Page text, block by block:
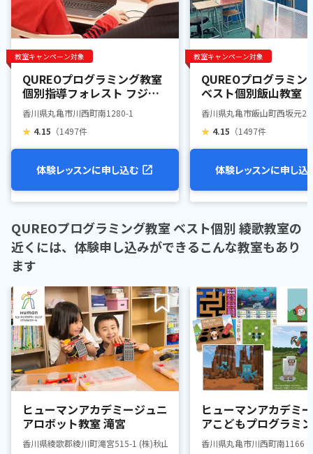
教室キャンペーン対象
QUREOプログラミング教室
個別指導フォレスト フジグ
ラン丸亀校
香川県丸亀市川西町南1280-1
★ 4.15 （1497件
体験レッスンに申し込む
教室キャンペーン対象
QUREOプログラミン
ベスト個別飯山教室
香川県丸亀市飯山町西坂元25
★ 4.15 （1497件
体験レッスンに申し込
QUREOプログラミング教室 ベスト個別 綾歌教室の
近くには、体験申し込みができるこんな教室もあり
ます
ヒューマンアカデミージュニ
アロボット教室 滝宮
香川県綾歌郡綾川町滝宮515-1 (株)秋山楽器内
ヒューマンアカデミ
アこどもプログラミ
丸亀南
香川県丸亀市川西町南1166 (